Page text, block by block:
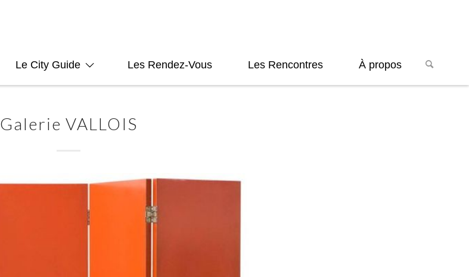
Le City Guide Les Rendez-Vous Les Rencontres À propos
Galerie VALLOIS